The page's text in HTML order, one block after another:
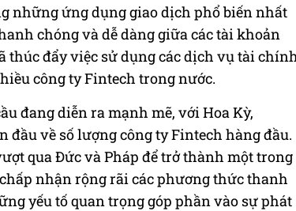
những ứng dụng giao dịch phổ biến nhất
chóng và dễ dàng giữa các tài khoản
thúc đẩy việc sử dụng các dịch vụ tài
công ty Fintech trong nước.
đang diễn ra mạnh mẽ, với Hoa Kỳ,
về số lượng công ty Fintech hàng đầu.
qua Đức và Pháp để trở thành một trong
nhận rộng rãi các phương thức thanh
yếu tố quan trọng góp phần vào sự phát